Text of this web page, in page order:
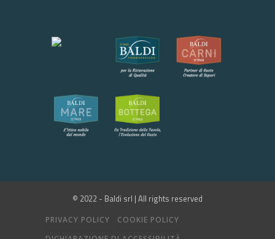
© 2022 - Baldi srl | All rights reserved
PRIVACY POLICY
COOKIE POLICY